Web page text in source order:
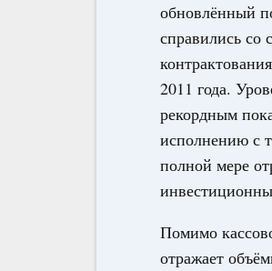
обновлённый
справились
2011 года.
рекордным
исполнению с
полной мере
Помимо
отражает